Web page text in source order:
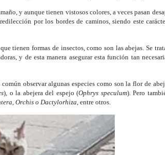
y aunque tienen vistosos colores, a veces pasan
por los bordes de caminos, siendo este
tienen formas de insectos, como son las abejas. Se
y de esta manera asegurar esta función tan
observar algunas especies como son la flor de
), o la abejera del espejo (Ophrys speculum). Pero
Orchis o Dactylorhiza , entre otros.